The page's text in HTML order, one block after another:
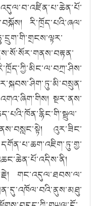
རི་ཁྲོད་པའི་ཞལ་
སྔར་ནས་
འུར་ཟིང་
གང་འདུལ་ཐབས་ལ་